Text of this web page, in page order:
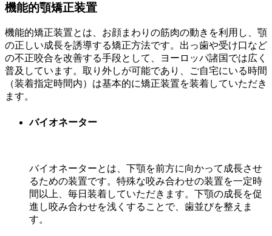
機能的顎矯正装置
機能的矯正装置とは、お顔まわりの筋肉の動きを利用し、顎
の正しい成長を誘導する矯正方法です。出っ歯や受け口など
の不正咬合を改善する手段として、ヨーロッパ諸国では広く
普及しています。取り外しが可能であり、ご自宅にいる時間
（装着指定時間内）は基本的に矯正装置を装着していただき
ます。
バイオネーター
バイオネーターとは、下顎を前方に向かって成長させ
るための装置です。特殊な咬み合わせの装置を一定時
間以上、毎日装着していただきます。下顎の成長を促
進し咬み合わせを浅くすることで、歯並びを整えま
す。